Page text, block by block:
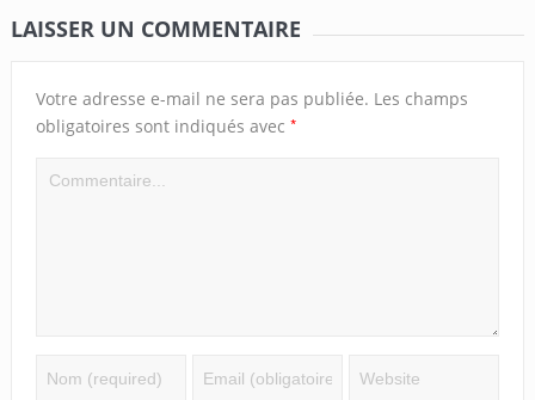
LAISSER UN COMMENTAIRE
Votre adresse e-mail ne sera pas publiée. Les champs
obligatoires sont indiqués avec *